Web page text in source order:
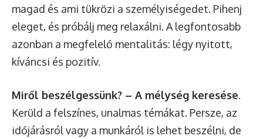
magad és ami tükrözi a személyiségedet. Pihenj
eleget, és próbálj meg relaxálni. A legfontosabb
azonban a megfelelő mentalitás: légy nyitott,
kíváncsi és pozitív.
Miről beszélgessünk? – A mélység keresése.
Kerüld a felszínes, unalmas témákat. Persze, az
időjárásról vagy a munkáról is lehet beszélni, de